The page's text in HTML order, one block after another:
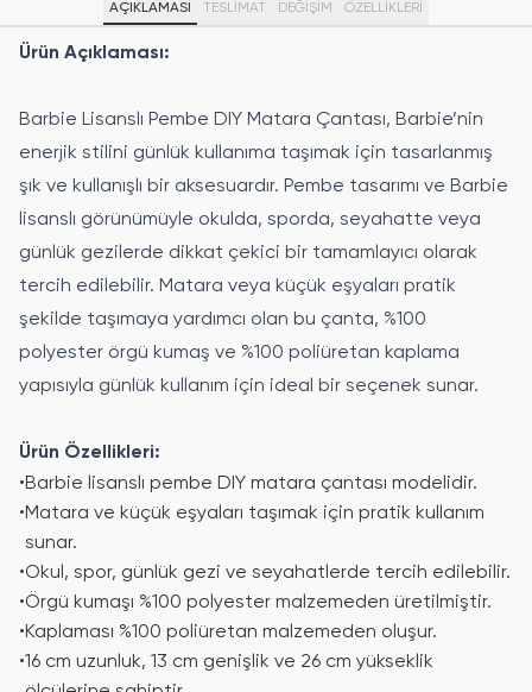
AÇIKLAMASI
TESLİMAT
DEĞİŞİM
ÖZELLIKLERI
Ürün Açıklaması:
Barbie Lisanslı Pembe DIY Matara Çantası, Barbie’nin
enerjik stilini günlük kullanıma taşımak için tasarlanmış
şık ve kullanışlı bir aksesuardır. Pembe tasarımı ve Barbie
lisanslı görünümüyle okulda, sporda, seyahatte veya
günlük gezilerde dikkat çekici bir tamamlayıcı olarak
tercih edilebilir. Matara veya küçük eşyaları pratik
şekilde taşımaya yardımcı olan bu çanta, %100
polyester örgü kumaş ve %100 poliüretan kaplama
yapısıyla günlük kullanım için ideal bir seçenek sunar.
Ürün Özellikleri:
•Barbie lisanslı pembe DIY matara çantası modelidir.
•Matara ve küçük eşyaları taşımak için pratik kullanım
sunar.
•Okul, spor, günlük gezi ve seyahatlerde tercih edilebilir.
•Örgü kumaşı %100 polyester malzemeden üretilmiştir.
•Kaplaması %100 poliüretan malzemeden oluşur.
•16 cm uzunluk, 13 cm genişlik ve 26 cm yükseklik